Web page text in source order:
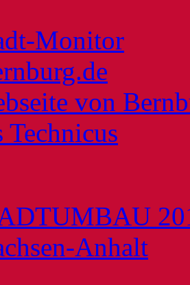
Monitor
von
Technicus
Anhalt